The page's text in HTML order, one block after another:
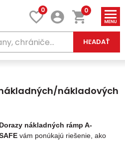
0
HĽADAŤ
0
nákladových
Dorazy nákladných rámp A-
vám ponúkajú riešenie, ako